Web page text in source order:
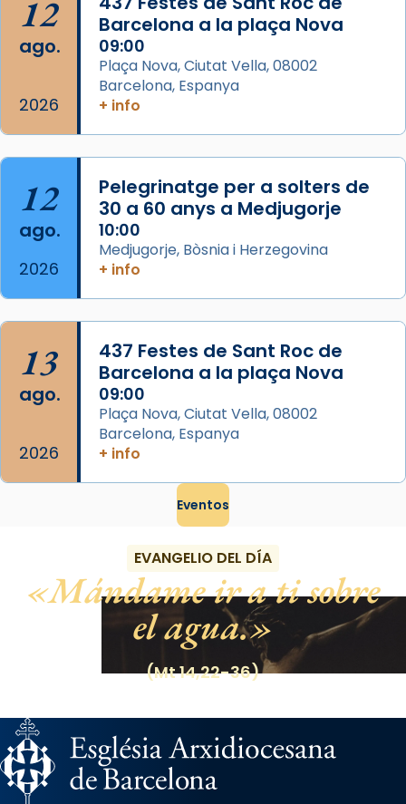
partir de l’Edat Mitjana sorgeix la tradició
que les santes Juliana (“relatiu a Júlia”) i
Semproniana (“relatiu a Semprònia =
eterna”) són deixebles seves. I l’any 1667, el
frare Joan Gaspar Roig, afirma en una obra
que les santes són filles de l’antiga Iluro.
Mataró en reivindicarà les relíq
Foto
View on Facebook ·
12
ago.
2026
Barcelona a la plaça Nova
09:00
Plaça Nova, Ciutat Vella, 08002
Barcelona, Espanya
+ info
12
ago.
2026
Pelegrinatge per a solters de
30 a 60 anys a Medjugorje
10:00
Medjugorje, Bòsnia i Herzegovina
+ info
13
ago.
2026
437 Festes de Sant Roc de
Barcelona a la plaça Nova
09:00
Plaça Nova, Ciutat Vella, 08002
Barcelona, Espanya
+ info
Eventos
EVANGELIO DEL DÍA
Mándame ir a ti sobre
el agua.
(Mt 14,22-36)